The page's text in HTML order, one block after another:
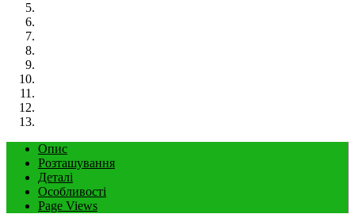
Опис
Розташування
Деталі
Особливості
Page Views